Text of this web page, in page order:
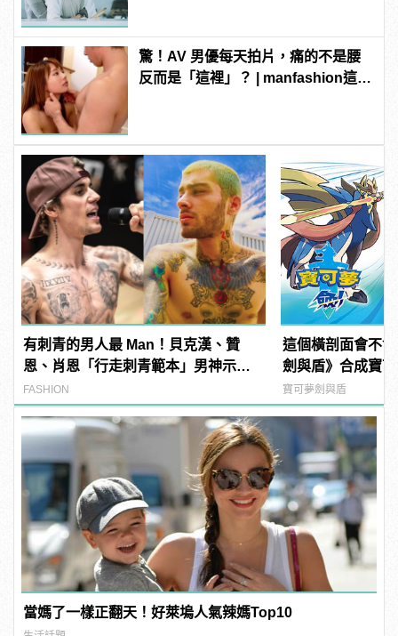
驚！AV 男優每天拍片，痛的不是腰
反而是「這裡」？ | manfashion這樣
有刺青的男人最 Man！貝克漢、贊
恩、肖恩「行走刺青範本」男神示
範！
FASHION
這個橫剖面會不
劍與盾》合成寶
思！？
寶可夢劍與盾
當媽了一樣正翻天！好萊塢人氣辣媽Top10